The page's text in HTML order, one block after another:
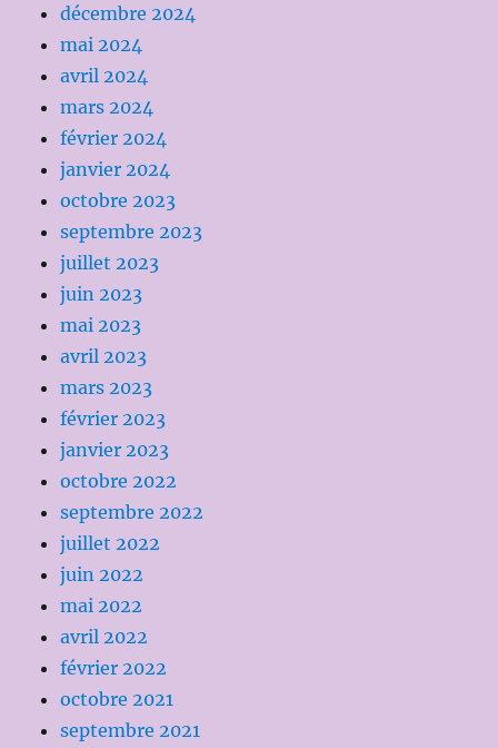
décembre 2024
mai 2024
avril 2024
mars 2024
février 2024
janvier 2024
octobre 2023
septembre 2023
juillet 2023
juin 2023
mai 2023
avril 2023
mars 2023
février 2023
janvier 2023
octobre 2022
septembre 2022
juillet 2022
juin 2022
mai 2022
avril 2022
février 2022
octobre 2021
septembre 2021